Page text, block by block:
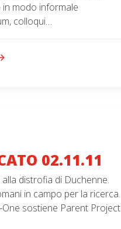
modo informale
colloqui…
02.11.11
distrofia di Duchenne.
in campo per la ricerca.
sostiene Parent Project